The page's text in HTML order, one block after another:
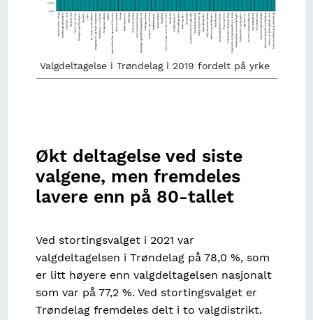
Valgdeltagelse i Trøndelag i 2019 fordelt på yrke
Økt deltagelse ved siste
valgene, men fremdeles
lavere enn på 80-tallet
Ved stortingsvalget i 2021 var
valgdeltagelsen i Trøndelag på 78,0 %, som
er litt høyere enn valgdeltagelsen nasjonalt
som var på 77,2 %. Ved stortingsvalget er
Trøndelag fremdeles delt i to valgdistrikt.